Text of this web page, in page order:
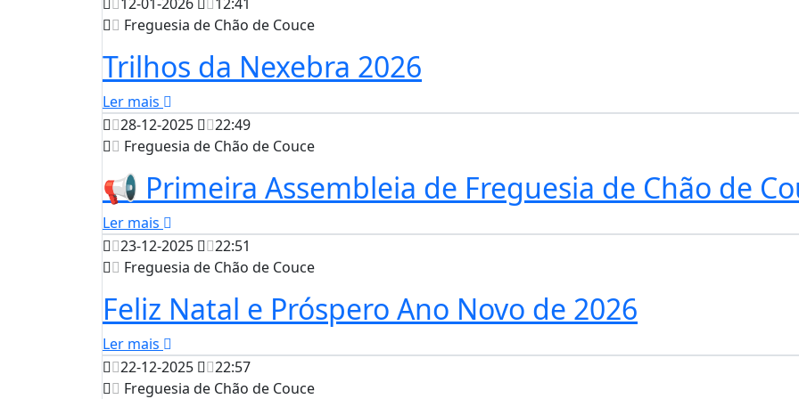
Freguesia de Chão de Couce
Trilhos da Nexebra 2026
Ler mais
28-12-2025
22:49
Freguesia de Chão de Couce
📢 Primeira Assembleia de Freguesia de Chão de
Ler mais
23-12-2025
22:51
Freguesia de Chão de Couce
Feliz Natal e Próspero Ano Novo de 2026
Ler mais
22-12-2025
22:57
Freguesia de Chão de Couce